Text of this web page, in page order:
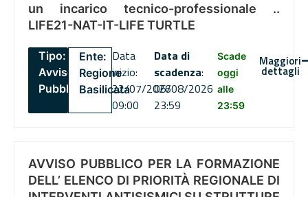
un incarico tecnico-professionale ..
LIFE21-NAT-IT-LIFE TURTLE
Tipo:
Avviso
Pubblico
Ente:
Regione
Basilicata
Data
inizio:
22/07/2026
09:00
Data di
scadenza:
06/08/2026
23:59
Scade
oggi
alle
23:59
Maggiori
dettagli
AVVISO PUBBLICO PER LA FORMAZIONE
DELL’ ELENCO DI PRIORITÀ REGIONALE DI